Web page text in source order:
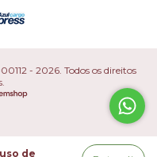
de
- 2026. Todos os direitos